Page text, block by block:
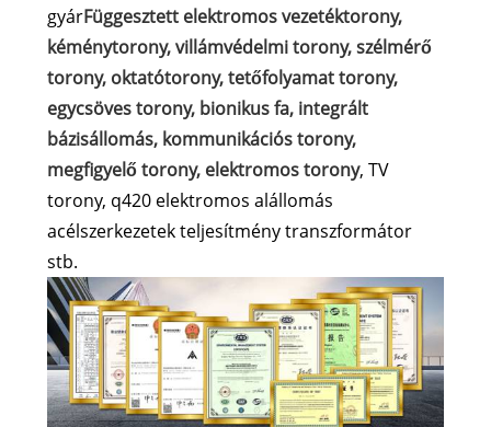
gyárFüggesztett elektromos vezetéktorony,
kéménytorony, villámvédelmi torony, szélmérő
torony, oktatótorony, tetőfolyamat torony,
egycsöves torony, bionikus fa, integrált
bázisállomás, kommunikációs torony,
megfigyelő torony, elektromos torony, TV
torony, q420 elektromos alállomás
acélszerkezetek teljesítmény transzformátor
stb.